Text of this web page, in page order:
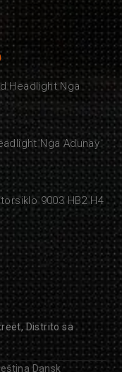
Headlight Nga
Nga Adunay
9003 HB2 H4
Distrito sa
Dansk